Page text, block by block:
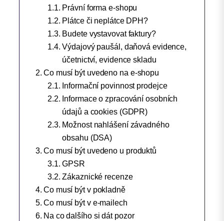
Právní forma e-shopu
Plátce či neplátce DPH?
Budete vystavovat faktury?
Výdajový paušál, daňová evidence,
účetnictví, evidence skladu
Co musí být uvedeno na e-shopu
Informační povinnost prodejce
Informace o zpracování osobních
údajů a cookies (GDPR)
Možnost nahlášení závadného
obsahu (DSA)
Co musí být uvedeno u produktů
GPSR
Zákaznické recenze
Co musí být v pokladně
Co musí být v e-mailech
Na co dalšího si dát pozor